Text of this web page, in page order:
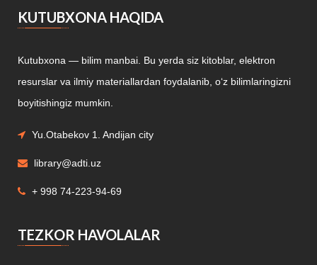
KUTUBXONA HAQIDA
Kutubxona — bilim manbai. Bu yerda siz kitoblar, elektron
resurslar va ilmiy materiallardan foydalanib, o‘z bilimlaringizni
boyitishingiz mumkin.
Yu.Otabekov 1. Andijan city
library@adti.uz
+ 998 74-223-94-69
TEZKOR HAVOLALAR